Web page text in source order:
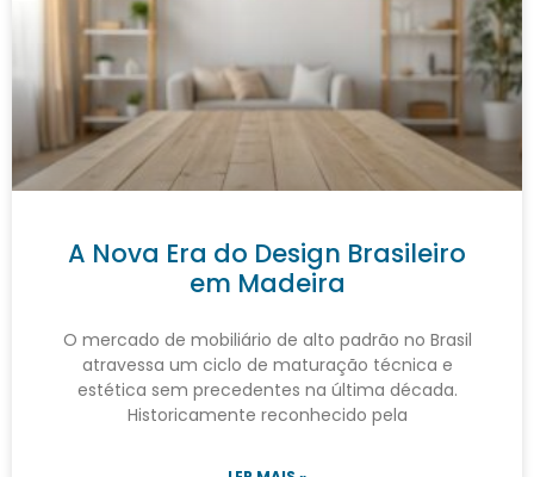
A Nova Era do Design Brasileiro
em Madeira
O mercado de mobiliário de alto padrão no Brasil
atravessa um ciclo de maturação técnica e
estética sem precedentes na última década.
Historicamente reconhecido pela